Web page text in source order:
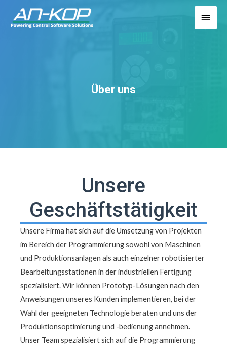
Über uns
Unsere
Geschäftstätigkeit
Unsere Firma hat sich auf die Umsetzung von Projekten
im Bereich der Programmierung sowohl von Maschinen
und Produktionsanlagen als auch einzelner robotisierter
Bearbeitungsstationen in der industriellen Fertigung
spezialisiert. Wir können Prototyp-Lösungen nach den
Anweisungen unseres Kunden implementieren, bei der
Wahl der geeigneten Technologie beraten und uns der
Produktionsoptimierung und -bedienung annehmen.
Unser Team spezialisiert sich auf die Programmierung